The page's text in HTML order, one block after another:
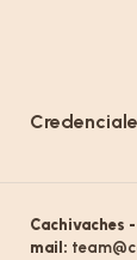
Cachivaches
mail: